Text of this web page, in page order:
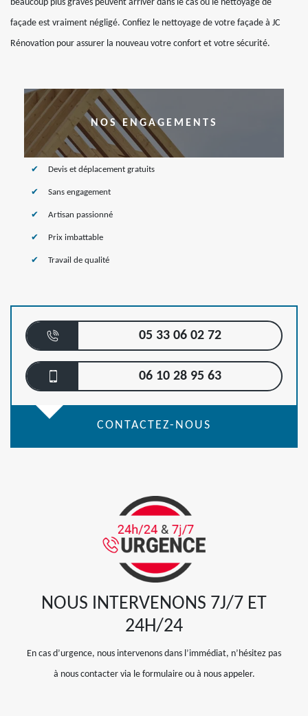
beaucoup plus graves peuvent arriver dans le cas où le nettoyage de
façade est vraiment négligé. Confiez le nettoyage de votre façade à JC
Rénovation pour assurer la nouveau votre confort et votre sécurité.
NOS ENGAGEMENTS
Devis et déplacement gratuits
Sans engagement
Artisan passionné
Prix imbattable
Travail de qualité
05 33 06 02 72
06 10 28 95 63
CONTACTEZ-NOUS
NOUS INTERVENONS 7J/7 ET
24H/24
En cas d’urgence, nous intervenons dans l’immédiat, n’hésitez pas
à nous contacter via le formulaire ou à nous appeler.